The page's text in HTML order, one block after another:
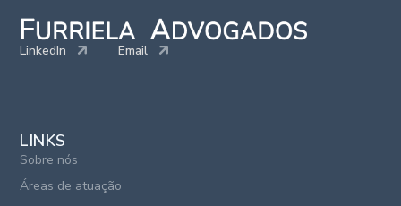
LINKS
Sobre nós
Áreas de atuação
LinkedIn Email